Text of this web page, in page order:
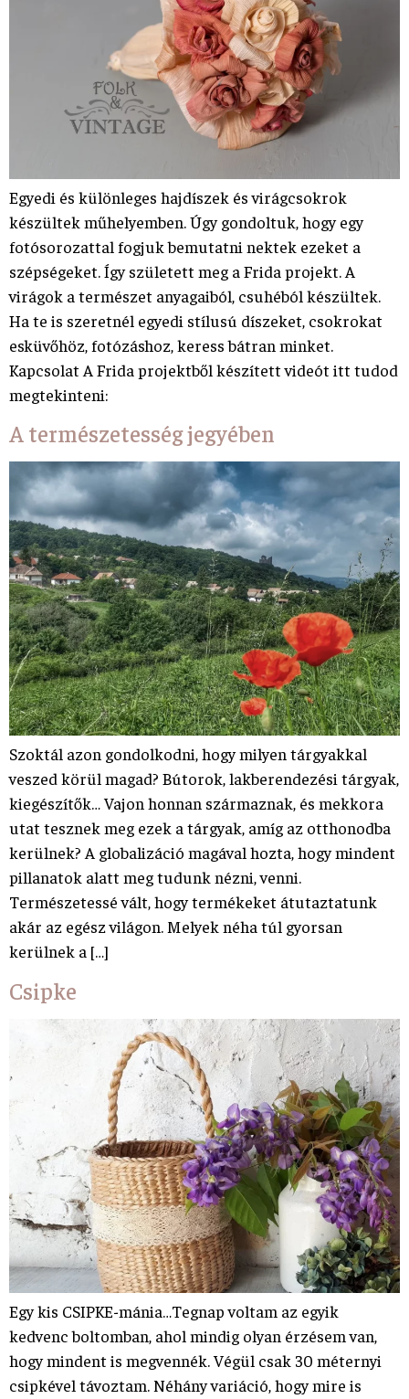
Egyedi és különleges hajdíszek és virágcsokrok
készültek műhelyemben. Úgy gondoltuk, hogy egy
fotósorozattal fogjuk bemutatni nektek ezeket a
szépségeket. Így született meg a Frida projekt. A
virágok a természet anyagaiból, csuhéból készültek.
Ha te is szeretnél egyedi stílusú díszeket, csokrokat
esküvőhöz, fotózáshoz, keress bátran minket.
Kapcsolat A Frida projektből készített videót itt tudod
megtekinteni:
A természetesség jegyében
Szoktál azon gondolkodni, hogy milyen tárgyakkal
veszed körül magad? Bútorok, lakberendezési tárgyak,
kiegészítők… Vajon honnan származnak, és mekkora
utat tesznek meg ezek a tárgyak, amíg az otthonodba
kerülnek? A globalizáció magával hozta, hogy mindent
pillanatok alatt meg tudunk nézni, venni.
Természetessé vált, hogy termékeket átutaztatunk
akár az egész világon. Melyek néha túl gyorsan
kerülnek a […]
Csipke
Egy kis CSIPKE-mánia…Tegnap voltam az egyik
kedvenc boltomban, ahol mindig olyan érzésem van,
hogy mindent is megvennék. Végül csak 30 méternyi
csipkével távoztam. Néhány variáció, hogy mire is